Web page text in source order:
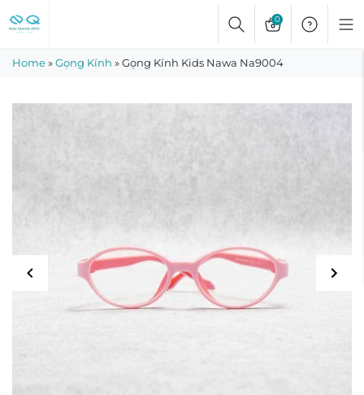
to
0
Home»Gọng Kính »Gọng Kính Kids Nawa Na9004